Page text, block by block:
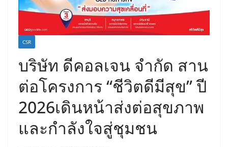
CSR
บริษัท ดีคอลเจน จำกัด สาน
ต่อโครงการ “ชีวิตดีมีสุข” ปี
2026เดินหน้าส่งต่อสุขภาพ
และกำลังใจสู่ชุมชน